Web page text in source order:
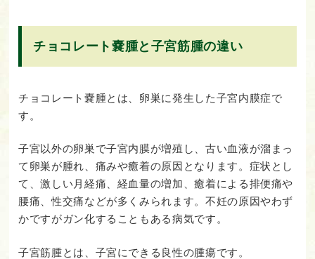
チョコレート嚢腫と子宮筋腫の違い
チョコレート嚢腫とは、卵巣に発生した子宮内膜症で
す。
子宮以外の卵巣で子宮内膜が増殖し、古い血液が溜まっ
て卵巣が腫れ、痛みや癒着の原因となります。症状とし
て、激しい月経痛、経血量の増加、癒着による排便痛や
腰痛、性交痛などが多くみられます。不妊の原因やわず
かですがガン化することもある病気です。
子宮筋腫とは、子宮にできる良性の腫瘍です。